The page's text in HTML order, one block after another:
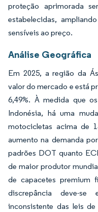
proteção aprimorada
estabelecidas,
sensíveis ao preço.
Análise Geográfica
Em 2025, a região da
valor do mercado e está
6,49%. À medida que
Indonésia, há uma
motocicletas acima de
aumento na demanda
padrões DOT quanto
de maior produtor
de capacetes premium
discrepância deve-
inconsistente das leis